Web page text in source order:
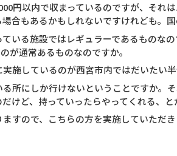
円以内で収まっているのですが、それ
合もあるかもしれないですけれども。
いる施設ではレギュラーであるものな
が通常あるものなのですか。
施しているのが西宮市内ではだいたい
所にしか行けないということですか。
けど、持っていったらやってくれる、と
すので、こちらの方を実施していただき